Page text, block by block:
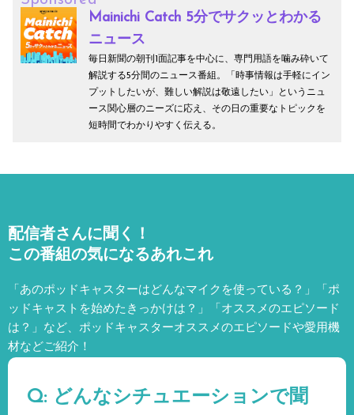
Mainichi Catch 5分でサクッとわかる
ニュース
毎日新聞の朝刊1面記事を中心に、専門用語を噛み砕いて
解説する5分間のニュース番組。「時事情報は手軽にイン
プットしたいが、難しい解説は敬遠したい」というニュ
ース関心層のニーズに応え、その日の重要なトピックを
短時間でわかりやすく伝える。
配信者さんに聞く！
この番組の気になるあれこれ
「あのポッドキャスターはどんなマイクを使っている？」「ポ
ッドキャストを始めたきっかけは？」「オススメのエピソード
は？」など、 ポッドキャスターオススメのエピソードや愛用機
材などご紹介！
Q: どんなシチュエーションで聞